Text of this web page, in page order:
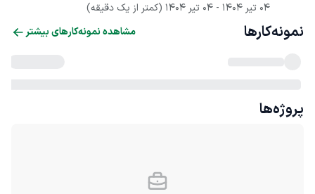
04 تیر 1404
- 04 تیر 1404 (کمتر از یک دقیقه)
نمونه‌کارها مشاهده نمونه‌کارهای بیشتر
پروژه‌ها